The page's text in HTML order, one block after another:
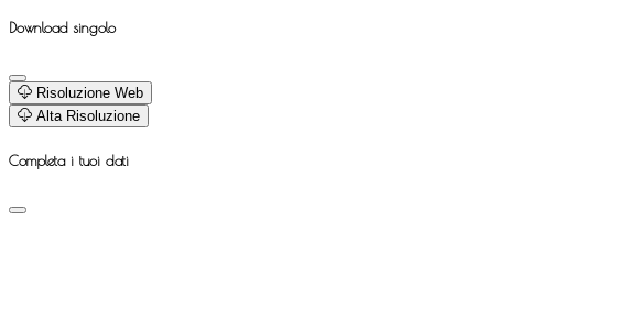
Download singolo
Risoluzione Web
Alta Risoluzione
Completa i tuoi dati